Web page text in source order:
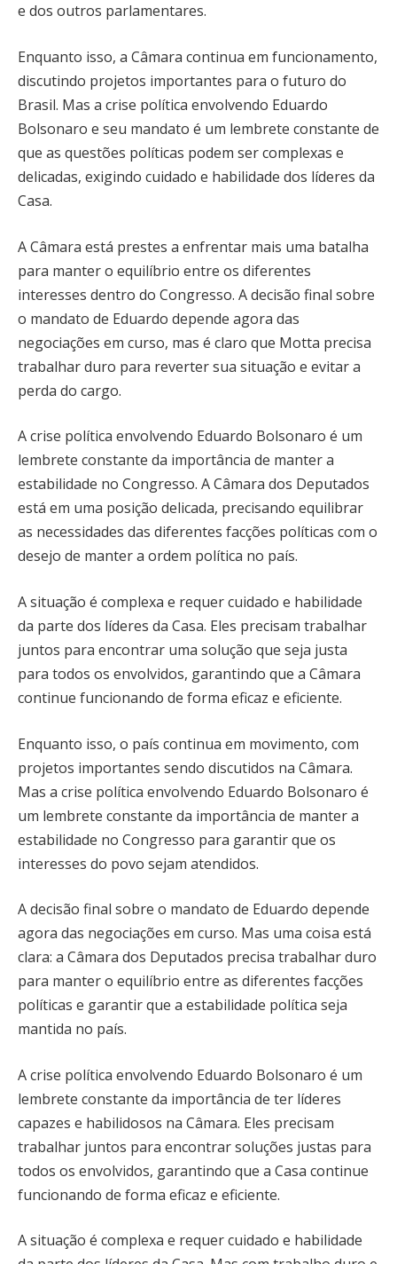
e dos outros parlamentares.
Enquanto isso, a Câmara continua em funcionamento,
discutindo projetos importantes para o futuro do
Brasil. Mas a crise política envolvendo Eduardo
Bolsonaro e seu mandato é um lembrete constante de
que as questões políticas podem ser complexas e
delicadas, exigindo cuidado e habilidade dos líderes da
Casa.
A Câmara está prestes a enfrentar mais uma batalha
para manter o equilíbrio entre os diferentes
interesses dentro do Congresso. A decisão final sobre
o mandato de Eduardo depende agora das
negociações em curso, mas é claro que Motta precisa
trabalhar duro para reverter sua situação e evitar a
perda do cargo.
A crise política envolvendo Eduardo Bolsonaro é um
lembrete constante da importância de manter a
estabilidade no Congresso. A Câmara dos Deputados
está em uma posição delicada, precisando equilibrar
as necessidades das diferentes facções políticas com o
desejo de manter a ordem política no país.
A situação é complexa e requer cuidado e habilidade
da parte dos líderes da Casa. Eles precisam trabalhar
juntos para encontrar uma solução que seja justa
para todos os envolvidos, garantindo que a Câmara
continue funcionando de forma eficaz e eficiente.
Enquanto isso, o país continua em movimento, com
projetos importantes sendo discutidos na Câmara.
Mas a crise política envolvendo Eduardo Bolsonaro é
um lembrete constante da importância de manter a
estabilidade no Congresso para garantir que os
interesses do povo sejam atendidos.
A decisão final sobre o mandato de Eduardo depende
agora das negociações em curso. Mas uma coisa está
clara: a Câmara dos Deputados precisa trabalhar duro
para manter o equilíbrio entre as diferentes facções
políticas e garantir que a estabilidade política seja
mantida no país.
A crise política envolvendo Eduardo Bolsonaro é um
lembrete constante da importância de ter líderes
capazes e habilidosos na Câmara. Eles precisam
trabalhar juntos para encontrar soluções justas para
todos os envolvidos, garantindo que a Casa continue
funcionando de forma eficaz e eficiente.
A situação é complexa e requer cuidado e habilidade